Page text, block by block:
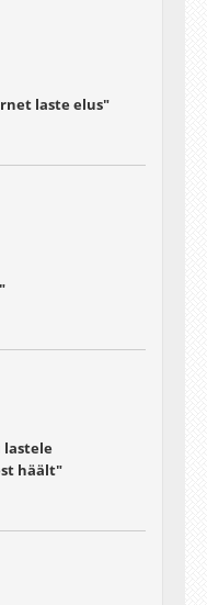
laste elus"
lastele
häält"